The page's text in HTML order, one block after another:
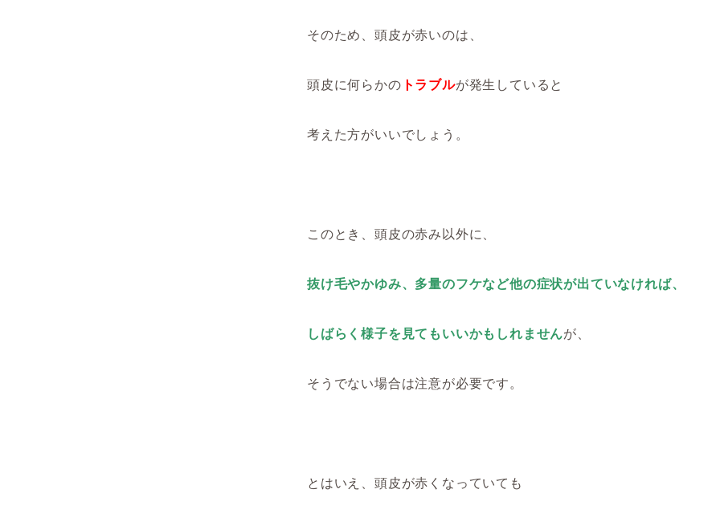
そのため、頭皮が赤いのは、
頭皮に何らかの トラブルが発生していると
考えた方がいいでしょう。
このとき、頭皮の赤み以外に、
抜け毛やかゆみ、多量のフケなど他の症状が出ていなければ、
しばらく様子を見てもいいかもしれませんが、
そうでない場合は注意が必要です。
とはいえ、頭皮が赤くなっていても